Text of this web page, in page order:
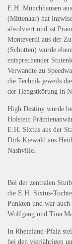
E.H. Münchhausen
(Mittenaar) hat
absolviert und ist
Monteverdi aus der
(Schotten) wurde
entsprechender
Verwandte zu
die Technik jeweils
der Hengstkörung in
High Destiny wurde
Holstein
E.H. Sixtus aus der
Dirk Kiewald aus
Nashville.
Bei der zentralen
die E.H. Sixtus-
Punkten und war
Wolfgang und Tina
In Rheinland-Pfalz
bei den vierjährigen